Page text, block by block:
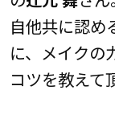
自他共に認め
に、メイクの
コツを教えて